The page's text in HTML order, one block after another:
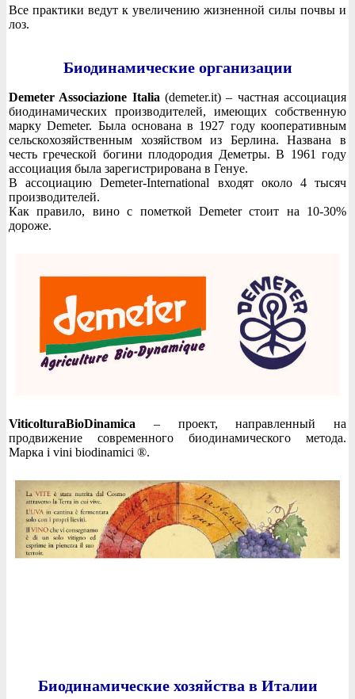
Все практики ведут к увеличению жизненной силы почвы и
лоз.
Биодинамические организации
Demeter Associazione Italia (demeter.it) – частная ассоциация
биодинамических производителей, имеющих собственную
марку Demeter. Была основана в 1927 году кооперативным
сельскохозяйственным хозяйством из Берлина. Названа в
честь греческой богини плодородия Деметры. В 1961 году
ассоциация была зарегистрирована в Генуе.
В ассоциацию Demeter-International входят около 4 тысяч
производителей.
Как правило, вино с пометкой Demeter стоит на 10-30%
дороже.
ViticolturaBioDinamica – проект, направленный на
продвижение современного биодинамического метода.
Марка i vini biodinamici ®.
Биодинамические хозяйства в Италии